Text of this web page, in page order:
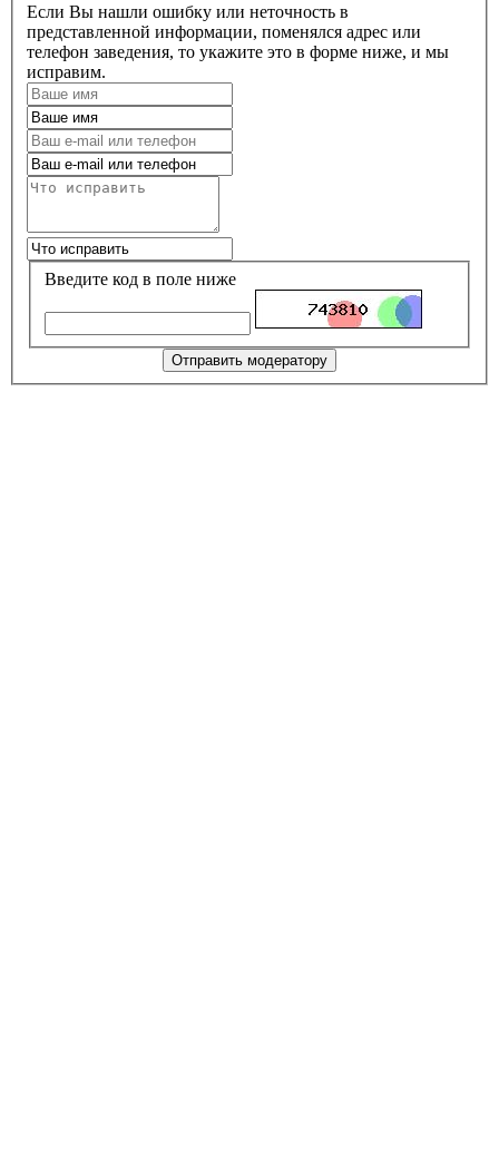
Если Вы нашли ошибку или неточность в
представленной информации, поменялся адрес или
телефон заведения, то укажите это в форме ниже, и мы
исправим.
Введите код в поле ниже
Отправить модератору